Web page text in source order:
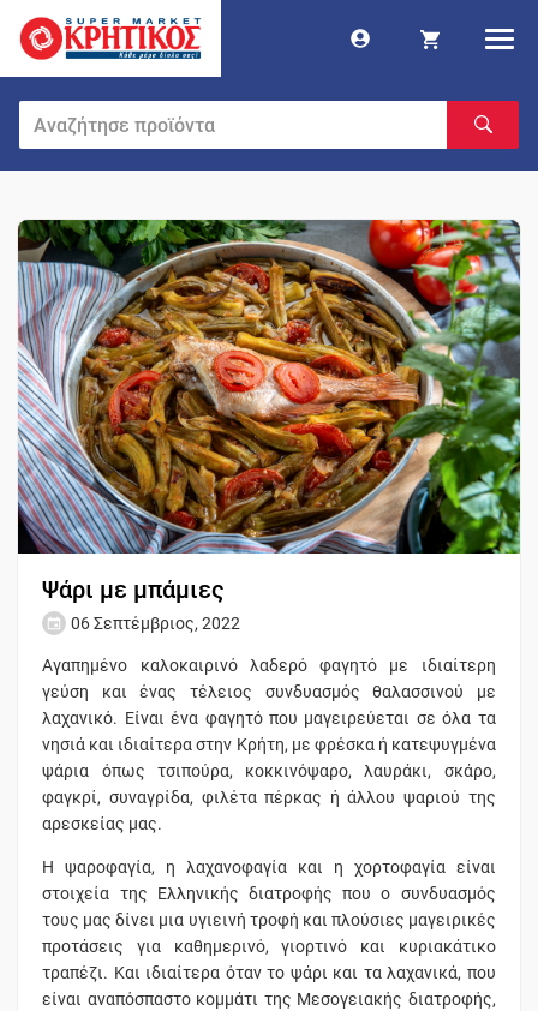
Ψάρι με μπάμιες
06 Σεπτέμβριος, 2022
Αγαπημένο καλοκαιρινό λαδερό φαγητό με ιδιαίτερη
γεύση και ένας τέλειος συνδυασμός θαλασσινού με
λαχανικό. Είναι ένα φαγητό που μαγειρεύεται σε όλα τα
νησιά και ιδιαίτερα στην Κρήτη, με φρέσκα ή κατεψυγμένα
ψάρια όπως τσιπούρα, κοκκινόψαρο, λαυράκι, σκάρο,
φαγκρί, συναγρίδα, φιλέτα πέρκας ή άλλου ψαριού της
αρεσκείας μας.
Η ψαροφαγία, η λαχανοφαγία και η χορτοφαγία είναι
στοιχεία της Ελληνικής διατροφής που ο συνδυασμός
τους μας δίνει μια υγιεινή τροφή και πλούσιες μαγειρικές
προτάσεις για καθημερινό, γιορτινό και κυριακάτικο
τραπέζι. Και ιδιαίτερα όταν το ψάρι και τα λαχανικά, που
είναι αναπόσπαστο κομμάτι της Μεσογειακής διατροφής,